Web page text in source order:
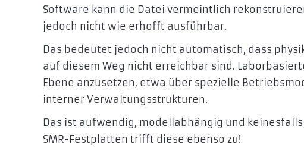
Software kann die Datei vermeintlich
jedoch nicht wie erhofft ausführbar.
Das bedeutet jedoch nicht automatisch, dass
auf diesem Weg nicht erreichbar sind.
Ebene anzusetzen, etwa über spezielle
interner Verwaltungsstrukturen.
Das ist aufwendig, modellabhängig und
SMR-Festplatten trifft diese ebenso zu!